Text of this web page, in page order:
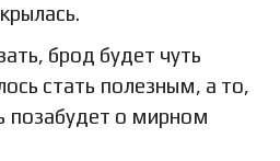
брод будет чуть
стать полезным, а то,
позабудет о мирном